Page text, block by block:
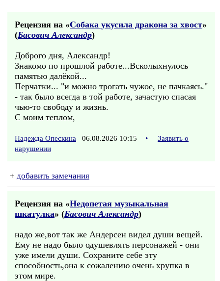
Рецензия на «Собака укусила дракона за хвост»
(Басович Александр)
Доброго дня, Александр!
Знакомо по прошлой работе...Всколыхнулось
памятью далёкой...
Перчатки... "и можно трогать чужое, не пачкаясь."
- так было всегда в той работе, зачастую спасая
чью-то свободу и жизнь.
С моим теплом,
Надежда Опескина 06.08.2026 10:15 •
Заявить о
нарушении
+ добавить замечания
Рецензия на «Недопетая музыкальная
шкатулка» (Басович Александр)
надо же,вот так же Андерсен видел души вещей.
Ему не надо было одушевлять персонажей - они
уже имели души. Сохраните себе эту
способность,она к сожалению очень хрупка в
этом мире.